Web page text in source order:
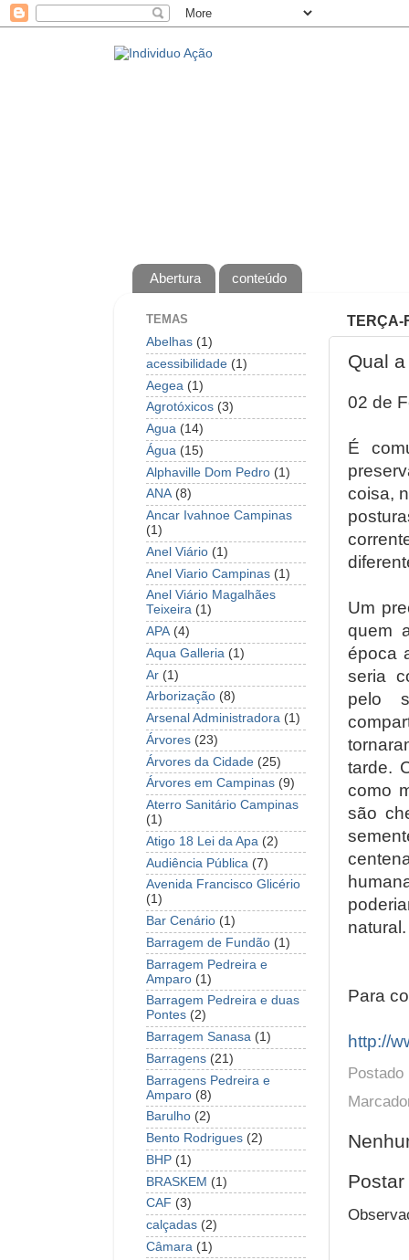
Abertura conteúdo
TERÇA-
Qual
02 de
É
coisa,
Um
quem
época
seria
pelo
tarde.
como
são
natural.
Para
http://
TEMAS
Abelhas (1)
acessibilidade (1)
Aegea (1)
Agrotóxicos (3)
Agua (14)
Água (15)
Alphaville Dom Pedro (1)
ANA (8)
Ancar Ivahnoe Campinas
(1)
Anel Viário (1)
Anel Viario Campinas (1)
Anel Viário Magalhães
Teixeira (1)
APA (4)
Aqua Galleria (1)
Ar (1)
Arborização (8)
Arsenal Administradora (1)
Árvores (23)
Árvores da Cidade (25)
Árvores em Campinas (9)
Aterro Sanitário Campinas
(1)
Atigo 18 Lei da Apa (2)
Audiência Pública (7)
Avenida Francisco Glicério
(1)
Bar Cenário (1)
Barragem de Fundão (1)
Barragem Pedreira e
Amparo (1)
Barragem Pedreira e duas
Pontes (2)
Barragem Sanasa (1)
Barragens (21)
Barragens Pedreira e
Amparo (8)
Barulho (2)
Bento Rodrigues (2)
BHP (1)
BRASKEM (1)
CAF (3)
calçadas (2)
Câmara (1)